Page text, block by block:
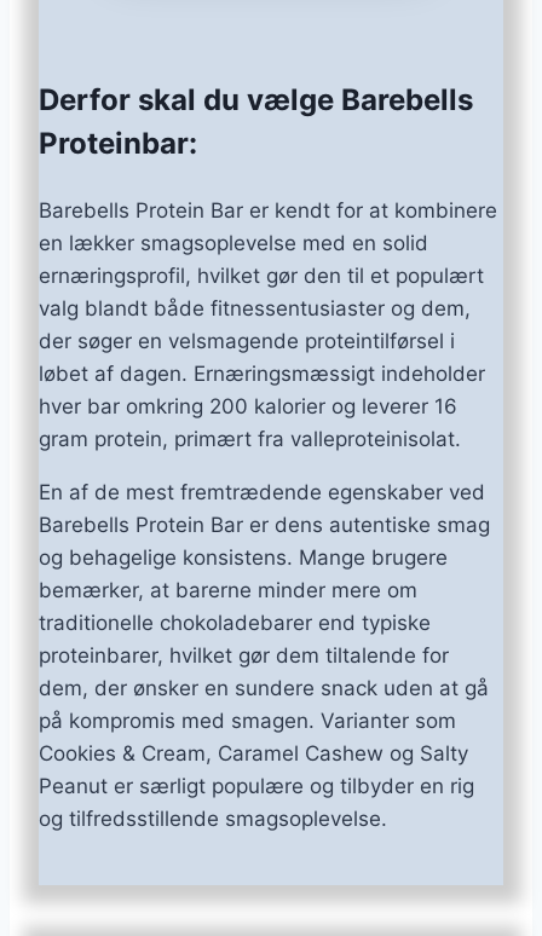
Derfor skal du vælge Barebells
Proteinbar:
Barebells Protein Bar er kendt for at kombinere
en lækker smagsoplevelse med en solid
ernæringsprofil, hvilket gør den til et populært
valg blandt både fitnessentusiaster og dem,
der søger en velsmagende proteintilførsel i
løbet af dagen. Ernæringsmæssigt indeholder
hver bar omkring 200 kalorier og leverer 16
gram protein, primært fra valleproteinisolat.
En af de mest fremtrædende egenskaber ved
Barebells Protein Bar er dens autentiske smag
og behagelige konsistens. Mange brugere
bemærker, at barerne minder mere om
traditionelle chokoladebarer end typiske
proteinbarer, hvilket gør dem tiltalende for
dem, der ønsker en sundere snack uden at gå
på kompromis med smagen. Varianter som
Cookies & Cream, Caramel Cashew og Salty
Peanut er særligt populære og tilbyder en rig
og tilfredsstillende smagsoplevelse.